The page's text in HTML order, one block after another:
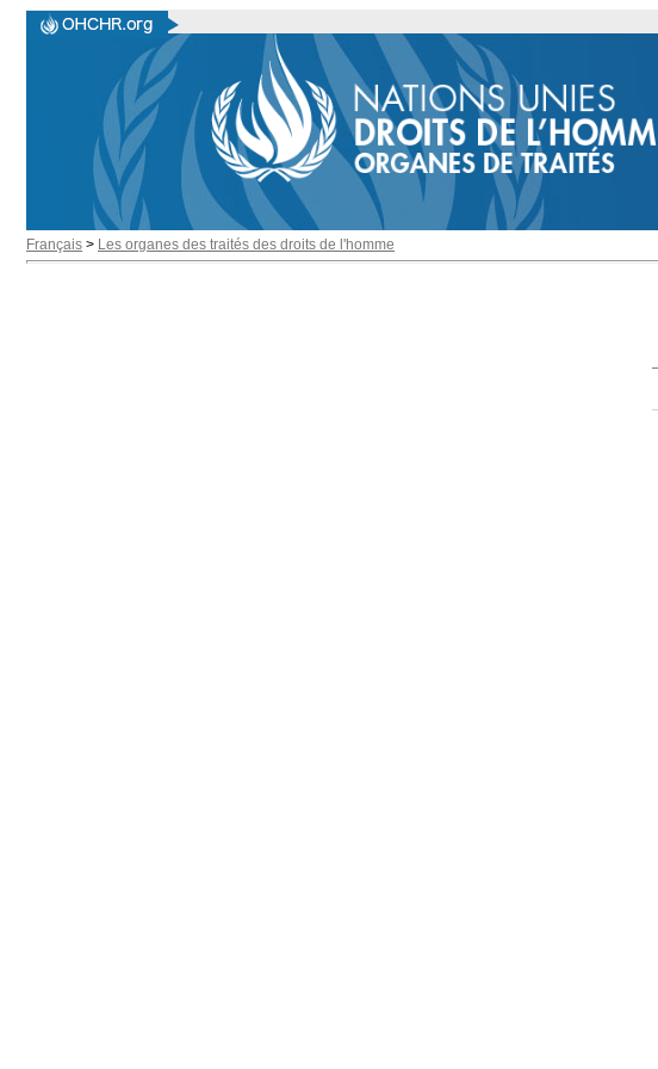
Français > Les organes des traités des droits de l'homme